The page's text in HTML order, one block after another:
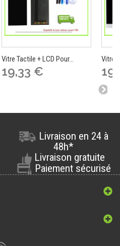
Vitre Tactile + LCD Pour...
19,33 €
Vitre
Livraison en 24 à
48h*
Livraison gratuite
Paiement sécurisé